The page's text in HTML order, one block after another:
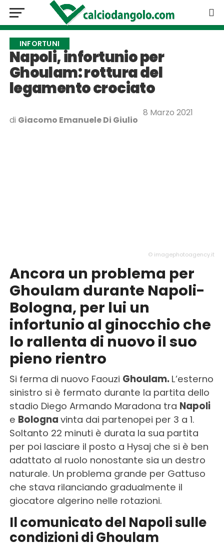
INFORTUNI
Napoli, infortunio per
Ghoulam: rottura del
legamento crociato
di Giacomo Emanuele Di Giulio
8 Marzo 2021
© imagephotoagency.it
Ancora un problema per
Ghoulam durante Napoli-
Bologna, per lui un
infortunio al ginocchio che
lo rallenta di nuovo il suo
pieno rientro
Si ferma di nuovo Faouzi Ghoulam. L’esterno
sinistro si è fermato durante la partita dello
stadio Diego Armando Maradona tra Napoli
e Bologna vinta dai partenopei per 3 a 1.
Soltanto 22 minuti è durata la sua partita
per poi lasciare il posto a Hysaj che si è ben
adattato al ruolo nonostante sia un destro
naturale. Un problema grande per Gattuso
che stava rilanciando gradualmente il
giocatore algerino nelle rotazioni.
Il comunicato del Napoli sulle
condizioni di Ghoulam